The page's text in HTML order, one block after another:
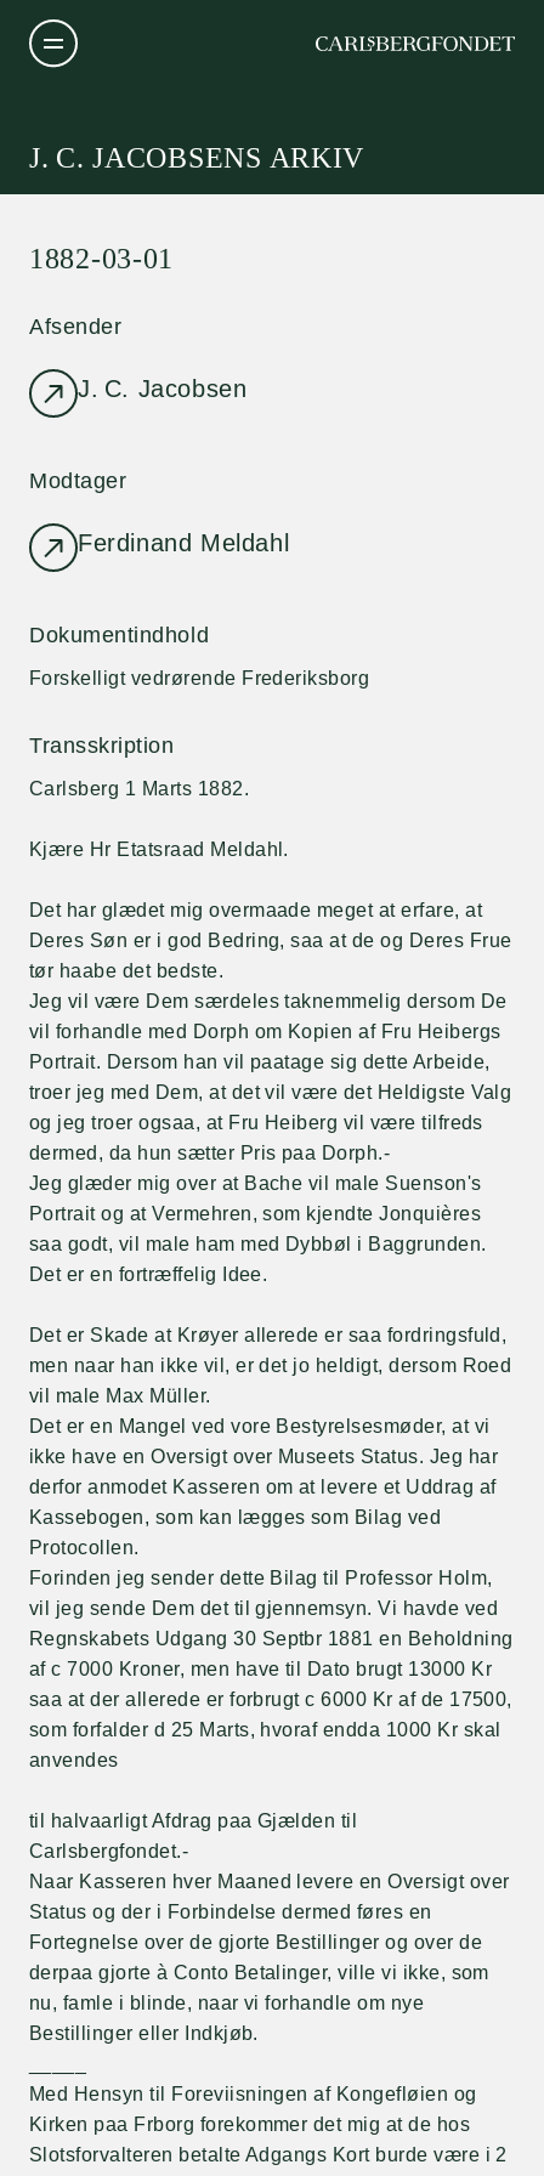
J. C. JACOBSENS ARKIV
1882-03-01
Afsender
J. C. Jacobsen
Modtager
Ferdinand Meldahl
Dokumentindhold
Forskelligt vedrørende Frederiksborg
Transskription
Carlsberg 1 Marts 1882.
Kjære Hr Etatsraad Meldahl.
Det har glædet mig overmaade meget at erfare, at
Deres Søn er i god Bedring, saa at de og Deres Frue
tør haabe det bedste.
Jeg vil være Dem særdeles taknemmelig dersom De
vil forhandle med Dorph om Kopien af Fru Heibergs
Portrait. Dersom han vil paatage sig dette Arbeide,
troer jeg med Dem, at det vil være det Heldigste Valg
og jeg troer ogsaa, at Fru Heiberg vil være tilfreds
dermed, da hun sætter Pris paa Dorph.-
Jeg glæder mig over at Bache vil male Suenson's
Portrait og at Vermehren, som kjendte Jonquières
saa godt, vil male ham med Dybbøl i Baggrunden.
Det er en fortræffelig Idee.
Det er Skade at Krøyer allerede er saa fordringsfuld,
men naar han ikke vil, er det jo heldigt, dersom Roed
vil male Max Müller.
Det er en Mangel ved vore Bestyrelsesmøder, at vi
ikke have en Oversigt over Museets Status. Jeg har
derfor anmodet Kasseren om at levere et Uddrag af
Kassebogen, som kan lægges som Bilag ved
Protocollen.
Forinden jeg sender dette Bilag til Professor Holm,
vil jeg sende Dem det til gjennemsyn. Vi havde ved
Regnskabets Udgang 30 Septbr 1881 en Beholdning
af c 7000 Kroner, men have til Dato brugt 13000 Kr
saa at der allerede er forbrugt c 6000 Kr af de 17500,
som forfalder d 25 Marts, hvoraf endda 1000 Kr skal
anvendes
til halvaarligt Afdrag paa Gjælden til
Carlsbergfondet.-
Naar Kasseren hver Maaned levere en Oversigt over
Status og der i Forbindelse dermed føres en
Fortegnelse over de gjorte Bestillinger og over de
derpaa gjorte à Conto Betalinger, ville vi ikke, som
nu, famle i blinde, naar vi forhandle om nye
Bestillinger eller Indkjøb.
Med Hensyn til Foreviisningen af Kongefløien og
Kirken paa Frborg forekommer det mig at de hos
Slotsforvalteren betalte Adgangs Kort burde være i 2